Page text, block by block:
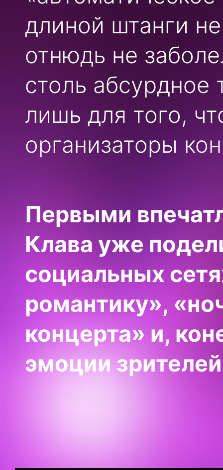
длиной штанги
отнюдь не
столь абсурдное
лишь для того,
организаторы
Первыми
Клава уже
социальных
романтику»,
концерта» и,
эмоции